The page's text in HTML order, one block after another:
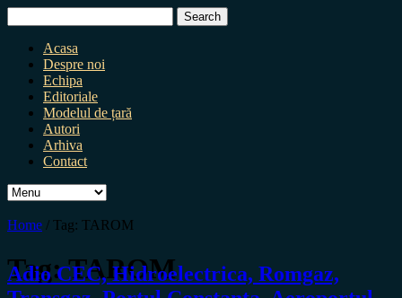
for:
Acasa
Despre noi
Echipa
Editoriale
Modelul de țară
Autori
Arhiva
Contact
Home / Tag: TAROM
Tag:TAROM
Adio CEC, Hidroelectrica, Romgaz,